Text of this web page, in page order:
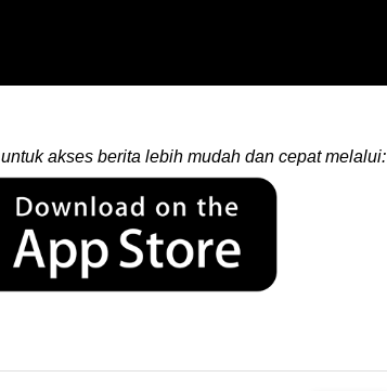
untuk akses berita lebih mudah dan cepat melalui: